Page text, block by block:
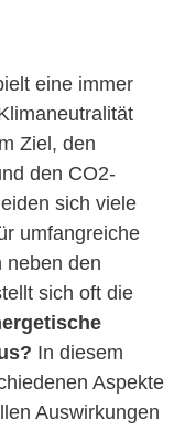
eine immer
Ziel, den
den CO2-
sich viele
umfangreiche
neben den
sich oft die
In diesem
Aspekte
Auswirkungen